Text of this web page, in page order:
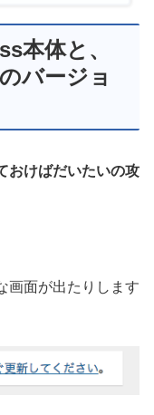
本体と、
バージョ
おけばだいたいの攻
画面が出たりします